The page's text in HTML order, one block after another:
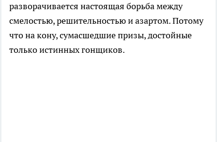
разворачивается настоящая борьба между
смелостью, решительностью и азартом. Потому
что на кону, сумасшедшие призы, достойные
только истинных гонщиков.